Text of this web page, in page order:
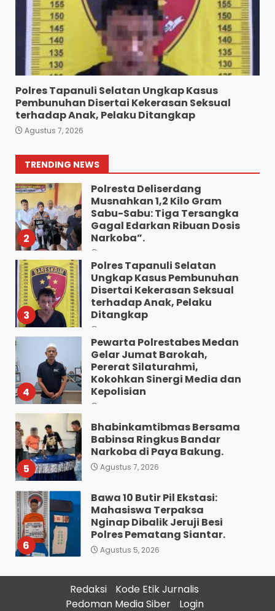
Polres Tapanuli Selatan Ungkap Kasus
Pembunuhan Disertai Kekerasan Seksual
terhadap Anak, Pelaku Ditangkap
Agustus 7, 2026
TRENDING NEWS
Agustus 5, 2026
7
Pengedar 18 Butir Pil Ekstasi
Meringkuk Dibalik Jeruji Besi
Polres Pematang Siantar
1
Wujud Pelayanan Prima:
Kapolsek Pancurbatu
Kaki.
Agustus 8, 2026
2
Polresta Deliserdang
Musnahkan 1,2 Kilo Gram
Sabu-Sabu: Tiga Tersangka
Gagal Edarkan Ribuan Dosis
Narkoba”.
3
Polres Tapanuli Selatan
Ungkap Kasus Pembunuhan
Disertai Kekerasan Seksual
terhadap Anak, Pelaku
Ditangkap
4
Pewarta Polrestabes Medan
Gelar Jumat Barokah,
Pererat Silaturahmi,
Kokohkan Sinergi Media dan
Kepolisian
5
Bhabinkamtibmas Bersama
Babinsa Ringkus Bandar
Narkoba di Paya Bakung.
Agustus 7, 2026
6
Bawa 10 Butir Pil Ekstasi:
Mahasiswa Terpaksa
Nginap Dibalik Jeruji Besi
Polres Pematang Siantar.
Agustus 5, 2026
Pengedar 18 Butir Pil Ekstasi
Meringkuk Dibalik Jeruji Besi
Polres Pematang Siantar
Redaksi
Kode Etik Jurnalis
Pedoman Media Siber
Login